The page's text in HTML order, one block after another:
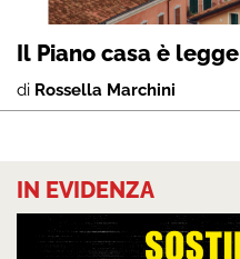
Il Piano casa è legge
di Rossella Marchini
IN EVIDENZA